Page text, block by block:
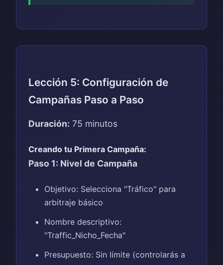
Lección 5: Configuración de
Campañas Paso a Paso
Duración: 75 minutos
Creando tu Primera Campaña:
Paso 1: Nivel de Campaña
Objetivo: Selecciona "Tráfico" para
arbitraje básico
Nombre descriptivo:
"Traffic_Nicho_Fecha"
Presupuesto: Sin límite (controlarás a